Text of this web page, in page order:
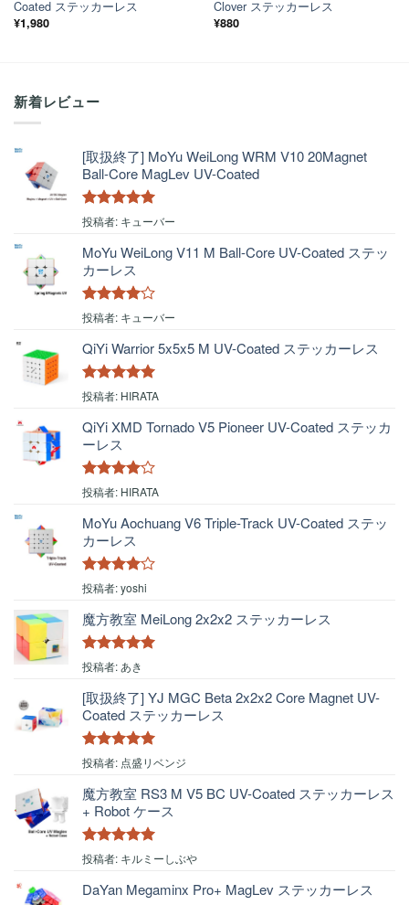
Coated ステッカーレス
¥1,980
Clover ステッカーレス
¥880
新着レビュー
[取扱終了] MoYu WeiLong WRM V10 20Magnet
Ball-Core MagLev UV-Coated
5段階中 5 の
投稿者: キューバー
MoYu WeiLong V11 M Ball-Core UV-Coated ステッ
カーレス
5段階中 4
投稿者: キューバー
QiYi Warrior 5x5x5 M UV-Coated ステッカーレス
5段階中5の
投稿者: HIRATA
QiYi XMD Tornado V5 Pioneer UV-Coated ステッカ
ーレス
5段階中4
投稿者: HIRATA
MoYu Aochuang V6 Triple-Track UV-Coated ステッ
カーレス
5段階中4
の評価
投稿者: yoshi
魔方教室 MeiLong 2x2x2 ステッカーレス
5段階中 5
投稿者: あき
[取扱終了] YJ MGC Beta 2x2x2 Core Magnet UV-
Coated ステッカーレス
5段階中5の
投稿者: 点盛リベンジ
魔方教室 RS3 M V5 BC UV-Coated ステッカーレス
+ Robot ケース
5段階中 5 の
投稿者: キルミーしぶや
DaYan Megaminx Pro+ MagLev ステッカーレス